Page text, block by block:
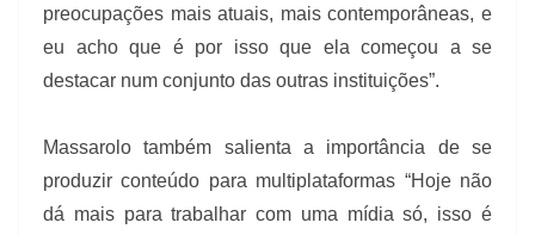
preocupações mais atuais, mais contemporâneas, e
eu acho que é por isso que ela começou a se
destacar num conjunto das outras instituições”.
Massarolo também salienta a importância de se
produzir conteúdo para multiplataformas “Hoje não
dá mais para trabalhar com uma mídia só, isso é